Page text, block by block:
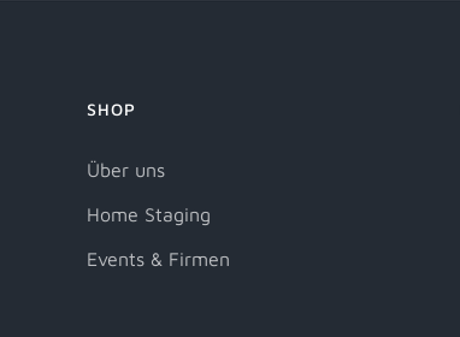
SHOP
Über uns
Home Staging
Events & Firmen